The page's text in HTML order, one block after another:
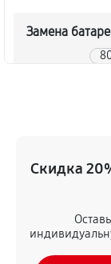
Замена
Скидка